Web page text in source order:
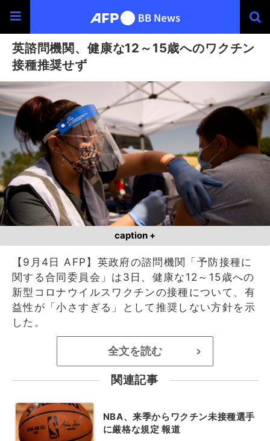
英諮問機関、健康な12～15歳へのワクチン
接種推奨せず
caption +
【9月4日 AFP】英政府の諮問機関「予防接種に
関する合同委員会」は3日、健康な12～15歳への
新型コロナウイルスワクチンの接種について、有
益性が「小さすぎる」として推奨しない方針を示
した。
全文を読む >
関連記事
NBA、来季からワクチン未接種選手
に厳格な規定 報道